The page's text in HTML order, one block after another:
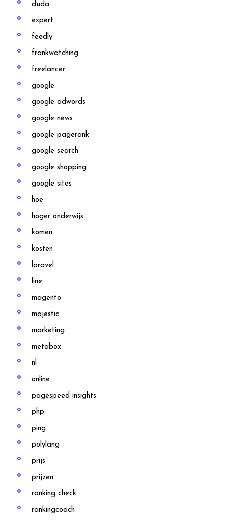
duda
expert
feedly
frankwatching
freelancer
google
google adwords
google news
google pagerank
google search
google shopping
google sites
hoe
hoger onderwijs
komen
kosten
laravel
line
magento
majestic
marketing
metabox
nl
online
pagespeed insights
php
ping
polylang
prijs
prijzen
ranking check
rankingcoach